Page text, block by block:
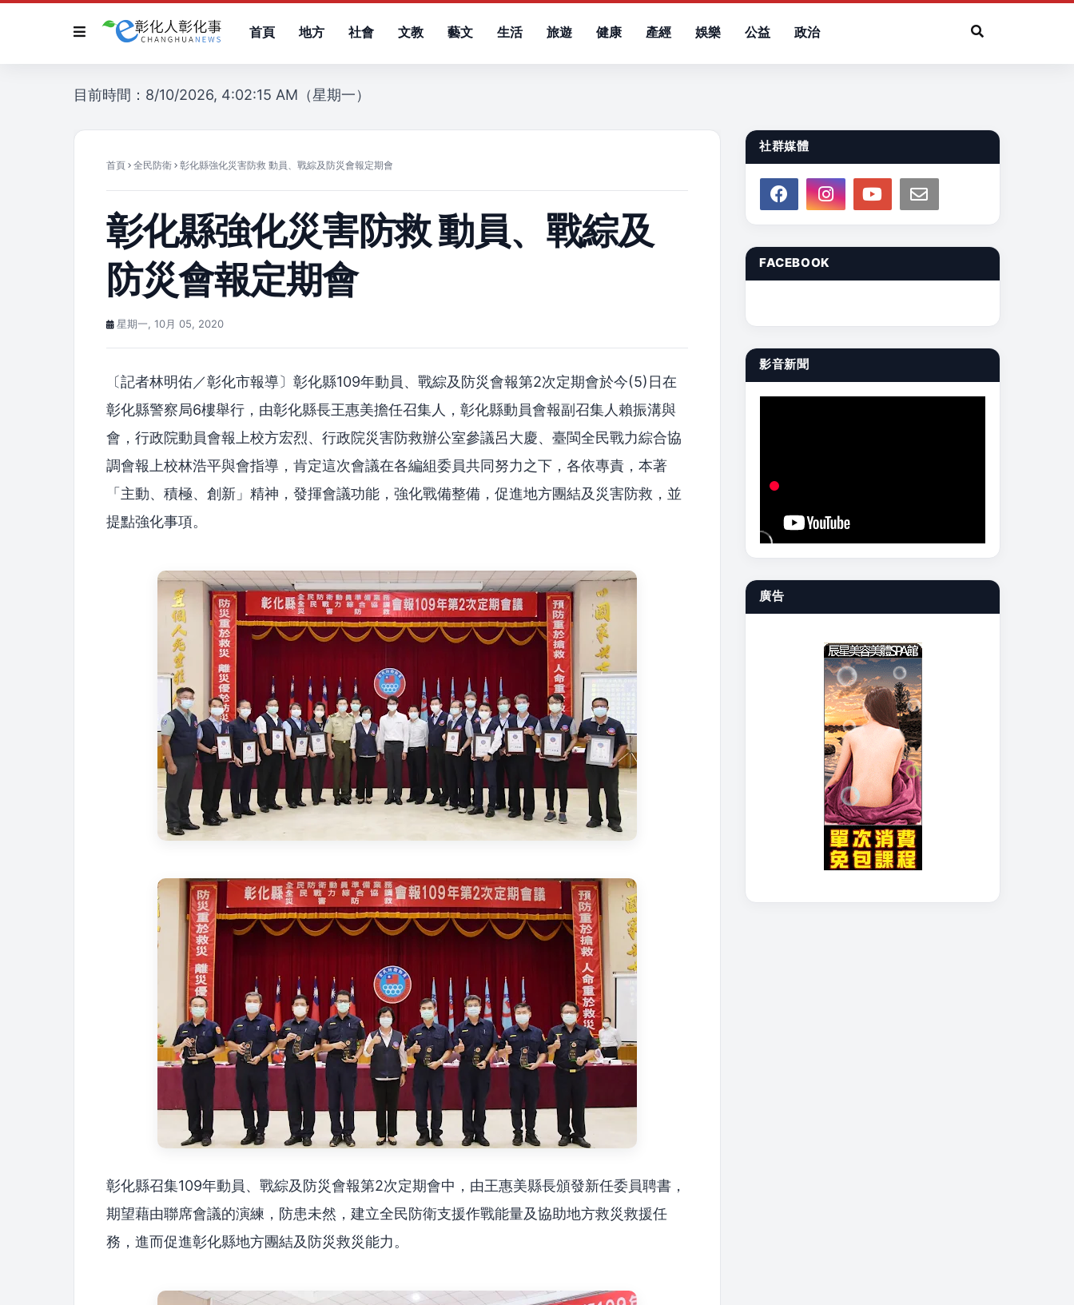
首頁 地方 社會 文教 藝文 生活 旅遊 健康 產經 娛樂 公益 政治
目前時間：8/10/2026, 4:02:15 AM（星期一）
首頁 全民防衛 彰化縣強化災害防救 動員、戰綜及防災會報定期會
彰化縣強化災害防救 動員、戰綜及
防災會報定期會
星期一, 10月 05, 2020
〔記者林明佑／彰化市報導〕彰化縣109年動員、戰綜及防災會報第2次定期會於今(5)日在
彰化縣警察局6樓舉行，由彰化縣長王惠美擔任召集人，彰化縣動員會報副召集人賴振溝與
會，行政院動員會報上校方宏烈、行政院災害防救辦公室參議呂大慶、臺閩全民戰力綜合協
調會報上校林浩平與會指導，肯定這次會議在各編組委員共同努力之下，各依專責，本著
「主動、積極、創新」精神，發揮會議功能，強化戰備整備，促進地方團結及災害防救，並
提點強化事項。
彰化縣召集109年動員、戰綜及防災會報第2次定期會中，由王惠美縣長頒發新任委員聘書，
期望藉由聯席會議的演練，防患未然，建立全民防衛支援作戰能量及協助地方救災救援任
務，進而促進彰化縣地方團結及防災救災能力。
社群媒體
FACEBOOK
影音新聞
廣告